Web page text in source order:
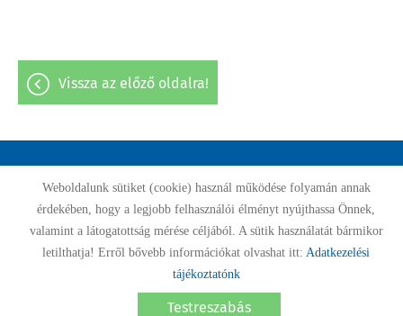
vissza az előző oldalra!
© 2026 - Minden jog fenntartva
Oldal információk Adatkezelési tájékoztató Impresszum
Sütik kezelése Akadálymentesítési nyilatkozat
Testreszabás
Weboldalunk sütiket (cookie) használ működése folyamán annak
érdekében, hogy a legjobb felhasználói élményt nyújthassa Önnek,
valamint a látogatottság mérése céljából. A sütik használatát bármikor
letilthatja! Erről bővebb információkat olvashat itt: Adatkezelési
tájékoztatónk